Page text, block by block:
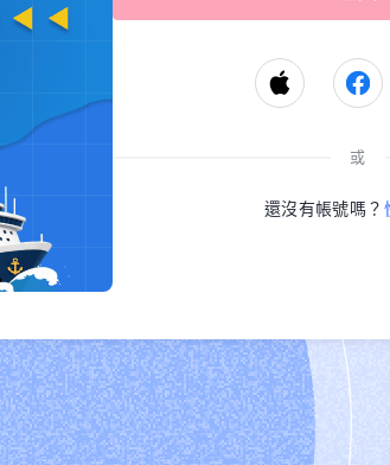
或
還沒有帳號嗎？